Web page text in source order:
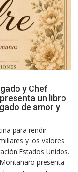
y Chef
un libro
de amor y
para rendir
y los valores
Unidos.
presenta